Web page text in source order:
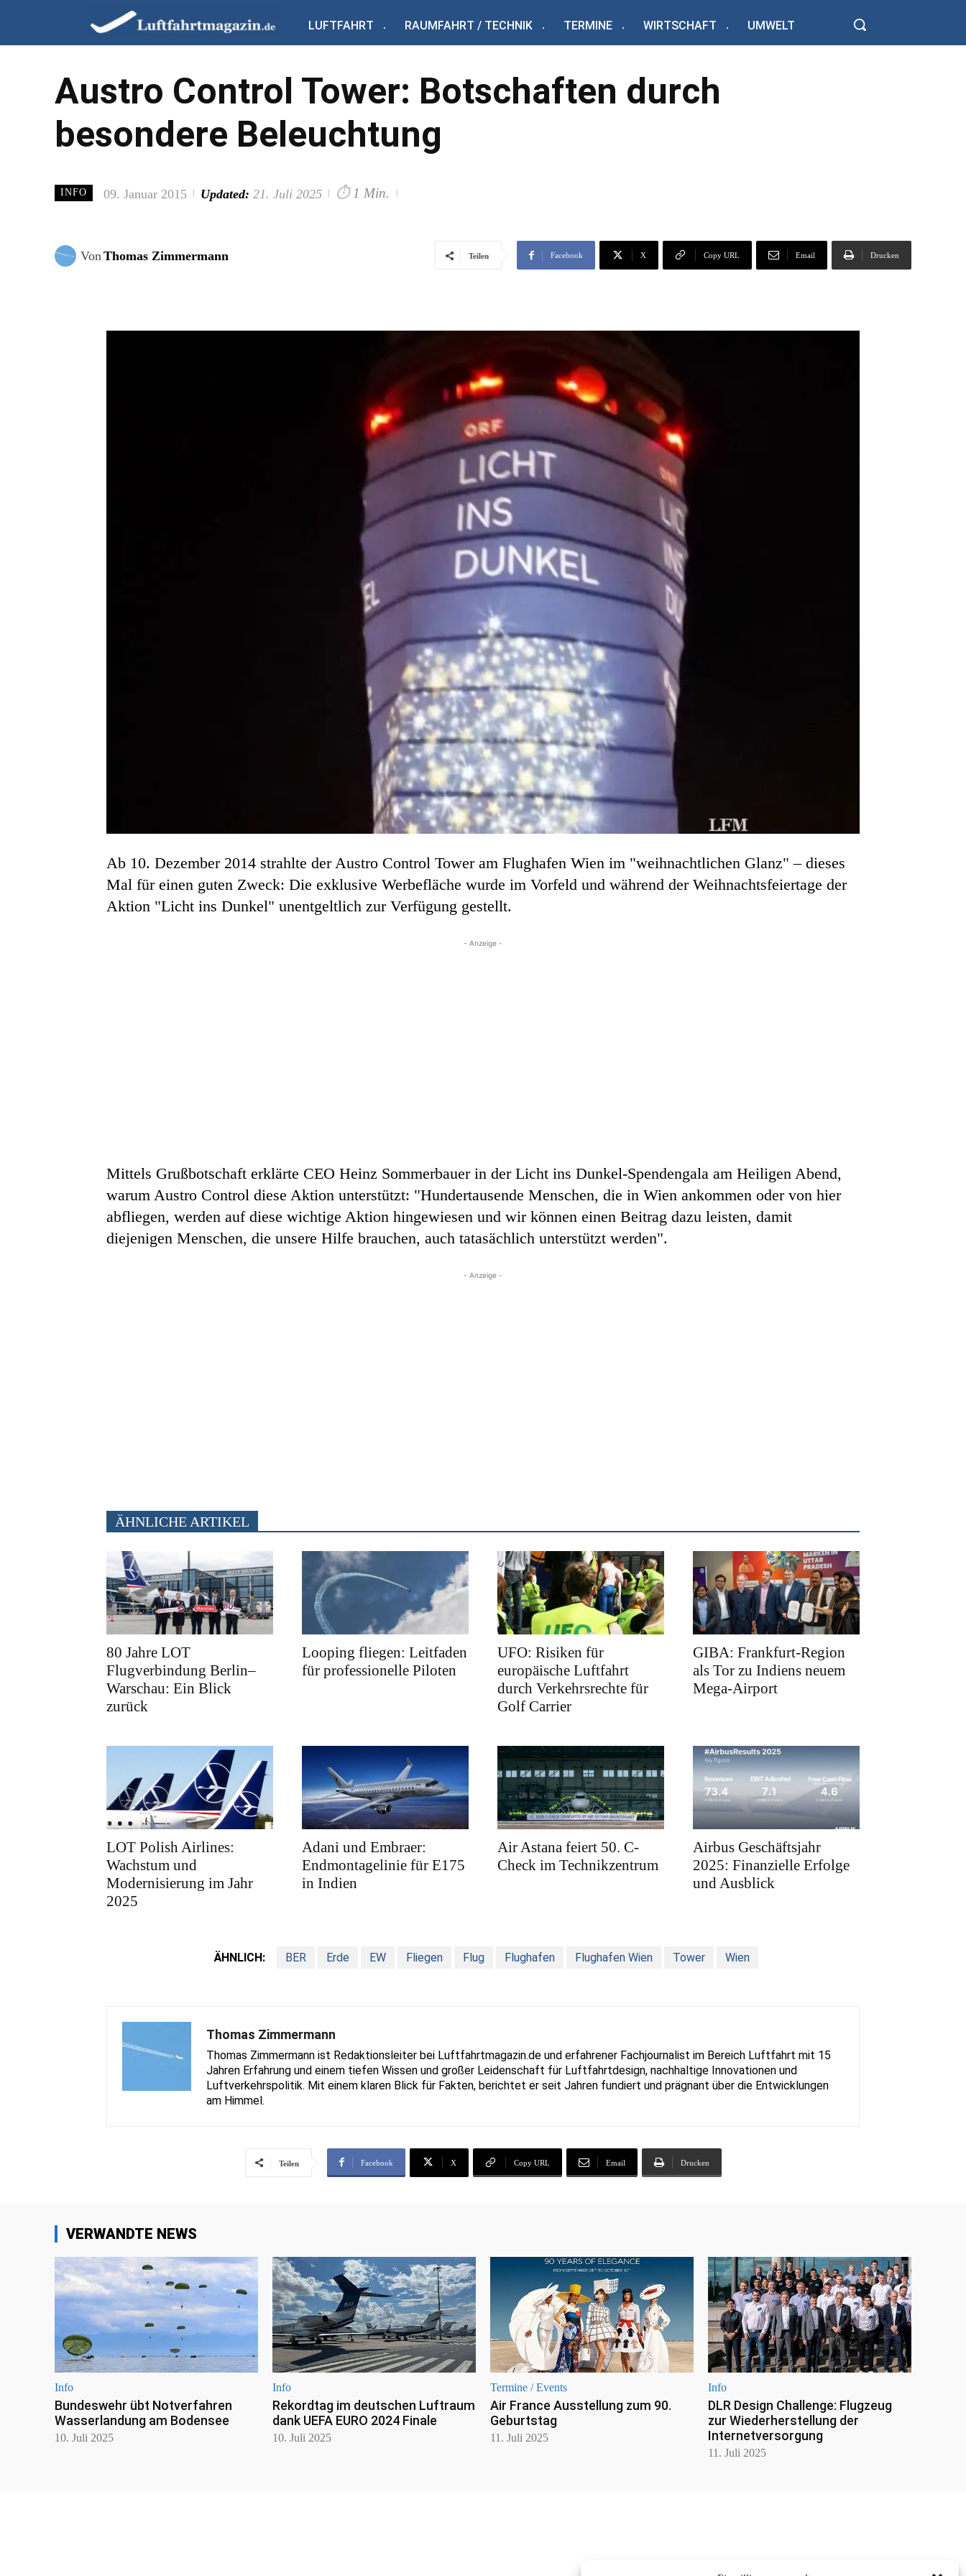
LUFTFAHRT RAUMFAHRT / TECHNIK TERMINE WIRTSCHAFT UMWELT
Austro Control Tower: Botschaften durch
besondere Beleuchtung
INFO 09. Januar 2015 Updated: 21. Juli 2025 ⏱ 1 Min.
VonThomas Zimmermann Teilen Facebook X Copy URL Email Drucken
Ab 10. Dezember 2014 strahlte der Austro Control Tower am Flughafen Wien im "weihnachtlichen Glanz" – dieses
Mal für einen guten Zweck: Die exklusive Werbefläche wurde im Vorfeld und während der Weihnachtsfeiertage der
Aktion "Licht ins Dunkel" unentgeltlich zur Verfügung gestellt.
- Anzeige -
Mittels Grußbotschaft erklärte CEO Heinz Sommerbauer in der Licht ins Dunkel-Spendengala am Heiligen Abend,
warum Austro Control diese Aktion unterstützt: "Hundertausende Menschen, die in Wien ankommen oder von hier
abfliegen, werden auf diese wichtige Aktion hingewiesen und wir können einen Beitrag dazu leisten, damit
diejenigen Menschen, die unsere Hilfe brauchen, auch tatasächlich unterstützt werden".
- Anzeige -
ÄHNLICHE ARTIKEL
80 Jahre LOT
Flugverbindung Berlin–
Warschau: Ein Blick
zurück
Looping fliegen: Leitfaden
für professionelle Piloten
UFO: Risiken für
europäische Luftfahrt
durch Verkehrsrechte für
Golf Carrier
GIBA: Frankfurt-Region
als Tor zu Indiens neuem
Mega-Airport
LOT Polish Airlines:
Wachstum und
Modernisierung im Jahr
2025
Adani und Embraer:
Endmontagelinie für E175
in Indien
Air Astana feiert 50. C-
Check im Technikzentrum
Airbus Geschäftsjahr
2025: Finanzielle Erfolge
und Ausblick
ÄHNLICH: BER Erde EW Fliegen Flug Flughafen Flughafen Wien Tower Wien
Thomas Zimmermann
Thomas Zimmermann ist Redaktionsleiter bei Luftfahrtmagazin.de und erfahrener Fachjournalist im Bereich Luftfahrt mit 15
Jahren Erfahrung und einem tiefen Wissen und großer Leidenschaft für Luftfahrtdesign, nachhaltige Innovationen und
Luftverkehrspolitik. Mit einem klaren Blick für Fakten, berichtet er seit Jahren fundiert und prägnant über die Entwicklungen
am Himmel.
Teilen Facebook X Copy URL Email Drucken
VERWANDTE NEWS
Info
Bundeswehr übt Notverfahren
Wasserlandung am Bodensee
10. Juli 2025
Info
Rekordtag im deutschen Luftraum
dank UEFA EURO 2024 Finale
10. Juli 2025
Termine / Events
Air France Ausstellung zum 90.
Geburtstag
11. Juli 2025
Info
DLR Design Challenge: Flugzeug
zur Wiederherstellung der
Internetversorgung
11. Juli 2025